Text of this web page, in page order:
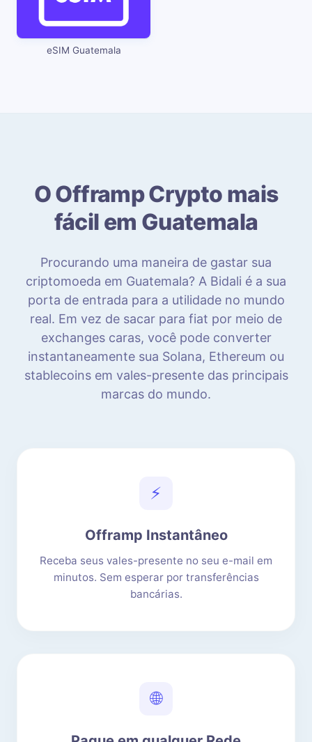
eSIM Guatemala
O Offramp Crypto mais
fácil em Guatemala
Procurando uma maneira de gastar sua
criptomoeda em Guatemala? A Bidali é a sua
porta de entrada para a utilidade no mundo
real. Em vez de sacar para fiat por meio de
exchanges caras, você pode converter
instantaneamente sua Solana, Ethereum ou
stablecoins em vales-presente das principais
marcas do mundo.
⚡
Offramp Instantâneo
Receba seus vales-presente no seu e-mail em
minutos. Sem esperar por transferências
bancárias.
🌐